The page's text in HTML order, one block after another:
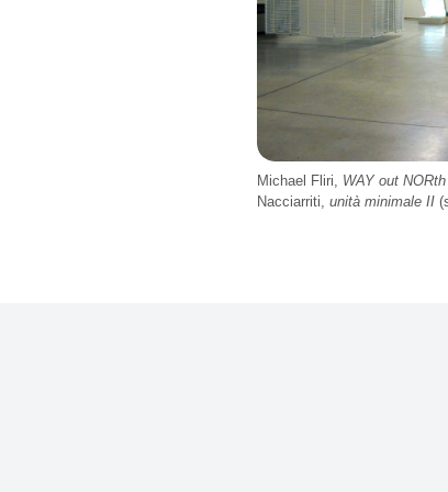
Michael Fliri, WAY out NORth
Nacciarriti, unità minimale II